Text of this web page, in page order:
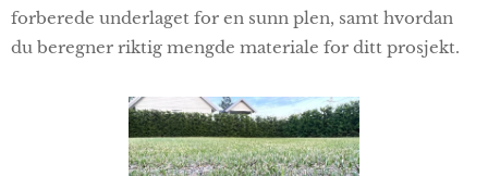
forberede underlaget for en sunn plen, samt hvordan
du beregner riktig mengde materiale for ditt prosjekt.